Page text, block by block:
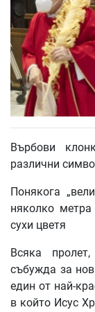
Върбови
различни
Понякога
няколко
сухи цветя
Всяка
събужда за
един от най-
в който Исус